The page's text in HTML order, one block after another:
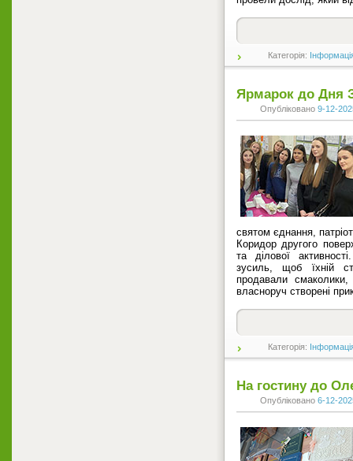
Категорія:
Ярмарок до Дня
Опубліковано 9-12-
святом єднання,
Коридор другого
та ділової
зусиль, щоб їхній
продавали
власноруч створені
Категорія:
На гостину до
Опубліковано 6-12-